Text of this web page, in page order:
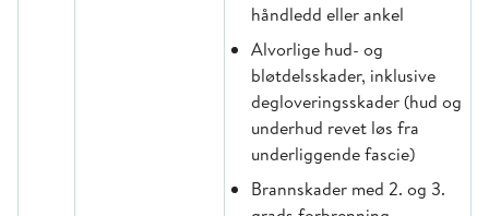
håndledd eller ankel
Alvorlige hud- og
bløtdelsskader, inklusive
degloveringsskader (hud og
underhud revet løs fra
underliggende fascie)
Brannskader med 2. og 3.